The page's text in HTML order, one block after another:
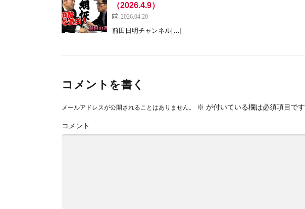
（2026.4.9）
2026.04.20
前田日明チャンネル[…]
コメントを書く
メールアドレスが公開されることはありません。 ※ が付いている欄は必須項目です
コメント